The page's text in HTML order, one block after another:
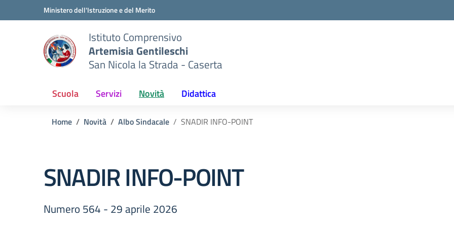
Vai ai contenuti
Vai al menu di navigazioneMinistero dell'Istruzione e del Merito
Istituto Comprensivo
Artemisia Gentileschi
San Nicola la Strada - Caserta
Scuola Servizi Novità Didattica
Home Novità Albo Sindacale SNADIR INFO-POINT
SNADIR INFO-POINT
Numero 564 - 29 aprile 2026